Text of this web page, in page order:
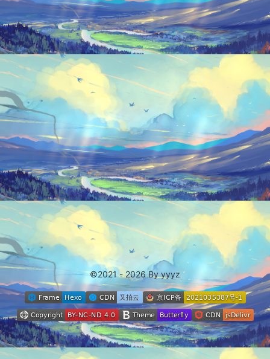
©2021 - 2026 By yyyz